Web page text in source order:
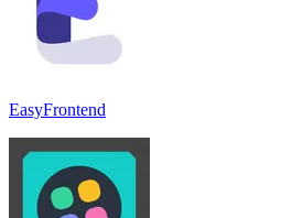
EasyFrontend